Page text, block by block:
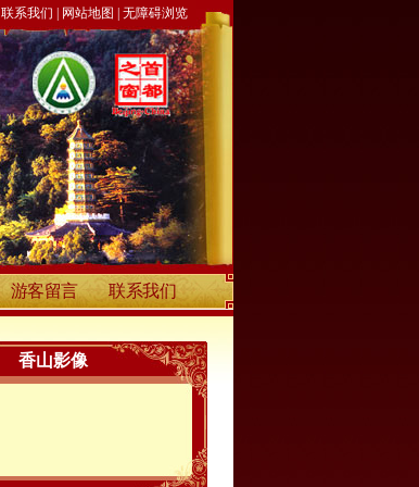
联系我们 网站地图 无障碍浏览
游客留言 联系我们
香山影像